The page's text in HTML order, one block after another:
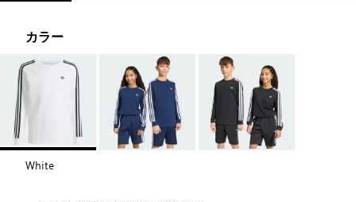
カラー
White